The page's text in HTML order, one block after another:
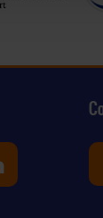
op op